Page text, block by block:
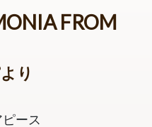
FROM
り
ース